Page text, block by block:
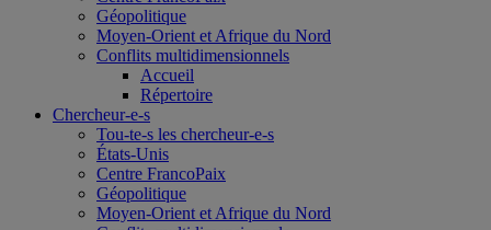
Géopolitique
Moyen-Orient et Afrique du Nord
Conflits multidimensionnels
Accueil
Répertoire
Chercheur-e-s
Tou-te-s les chercheur-e-s
États-Unis
Centre FrancoPaix
Géopolitique
Moyen-Orient et Afrique du Nord